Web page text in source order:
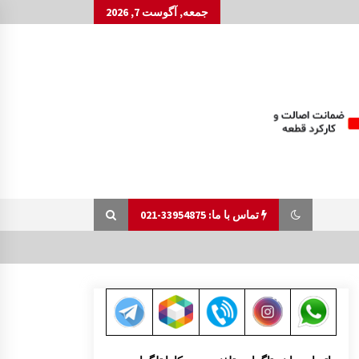
جمعه, آگوست 7, 2026
تماس با ما: 33954875-021
پالونی پشت گلگیر جلو مزدا 323 GLX , FL
1:04 ب.ظ